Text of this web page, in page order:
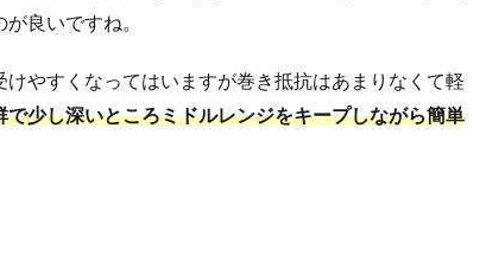
良いですね。
やすくなってはいますが巻き抵抗はあまりなくて軽
で少し深いところミドルレンジをキープしながら簡単